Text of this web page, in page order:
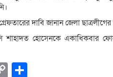
দা‌বি জানান জেলা
হোসেনকে একা‌ধিকবার
Copy